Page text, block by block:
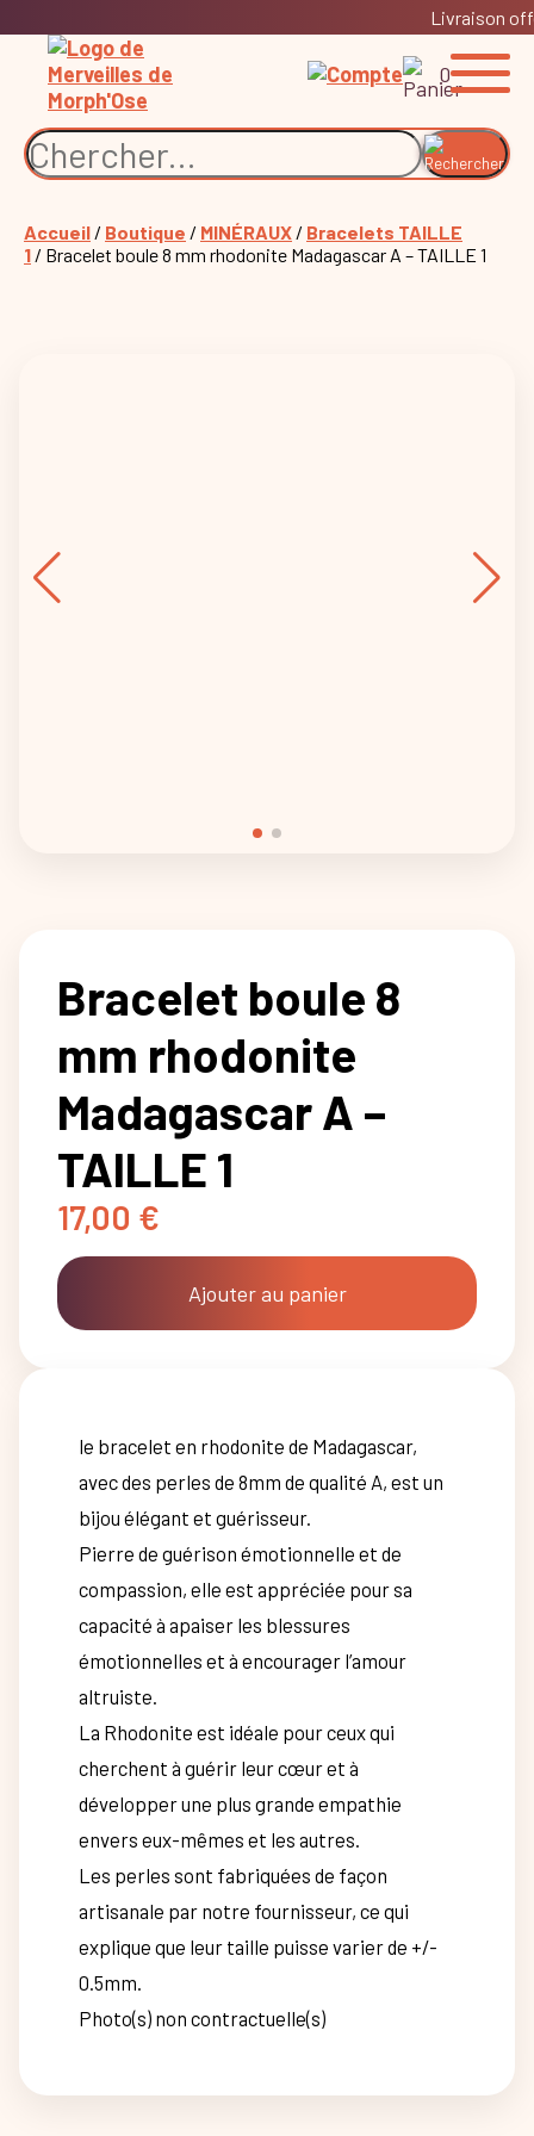
Livraison
0
Accueil / Boutique / MINÉRAUX / Bracelets TAILLE
1 / Bracelet boule 8 mm rhodonite Madagascar A – TAILLE 1
Bracelet boule 8
mm rhodonite
Madagascar A –
TAILLE 1
17,00 €
Ajouter au panier
le bracelet en rhodonite de Madagascar,
avec des perles de 8mm de qualité A, est un
bijou élégant et guérisseur.
Pierre de guérison émotionnelle et de
compassion, elle est appréciée pour sa
capacité à apaiser les blessures
émotionnelles et à encourager l’amour
altruiste.
La Rhodonite est idéale pour ceux qui
cherchent à guérir leur cœur et à
développer une plus grande empathie
envers eux-mêmes et les autres.
Les perles sont fabriquées de façon
artisanale par notre fournisseur, ce qui
explique que leur taille puisse varier de +/-
0.5mm.
Photo(s) non contractuelle(s)